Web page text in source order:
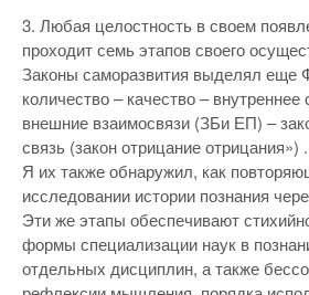
3. Любая целостность в своем
проходит семь этапов своего
Законы саморазвития выделял еще
количество – качество –
внешние взаимосвязи (ЗБи ЕП) –
связь (закон отрицание отрицания») .
Я их также обнаружил, как
исследовании истории познания
Эти же этапы обеспечивают
формы специализации наук в
отдельных дисциплин, а также